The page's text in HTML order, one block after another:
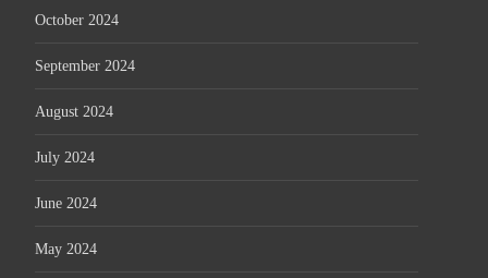
October 2024
September 2024
August 2024
July 2024
June 2024
May 2024